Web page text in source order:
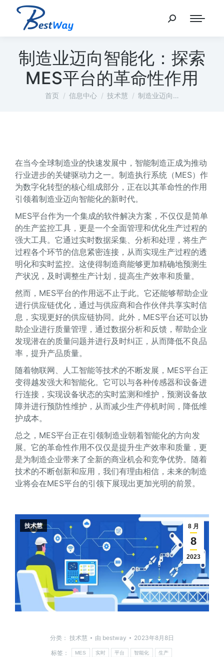
制造业迈向智能化：探索
MES平台的革命性作用
您在这里：
首页 信息中心 技术慧 制造业迈向…
在当今全球制造业的快速发展中，智能制造正成为推动
行业进步的关键驱动力之一。制造执行系统（MES）作
为数字化转型的核心组成部分，正在以其革命性的作用
引领着制造业迈向智能化的新时代。
MES平台作为一个集成的软件解决方案，不仅仅是简单
的生产监控工具，更是一个全面管理和优化生产过程的
强大工具。它通过实时数据采集、分析和处理，将生产
过程各个环节的信息紧密连接，从而实现生产过程的透
明化和实时监控。这使得制造商能够更加精确地预测生
产状况，及时调整生产计划，提高生产效率和质量。
然而，MES平台的作用远不止于此。它还能够帮助企业
进行供应链优化，通过与供应商和合作伙伴共享实时信
息，实现更好的供应链协同。此外，MES平台还可以协
助企业进行质量管理，通过数据分析和反馈，帮助企业
发现潜在的质量问题并进行及时纠正，从而降低不良品
率，提升产品质量。
随着物联网、人工智能等技术的不断发展，MES平台正
变得越发强大和智能化。它可以与各种传感器和设备进
行连接，实现设备状态的实时监测和维护，预测设备故
障并进行预防性维护，从而减少生产停机时间，降低维
护成本。
总之，MES平台正在引领制造业朝着智能化的方向发
展。它的革命性作用不仅仅是提升生产效率和质量，更
是为制造企业带来了全新的商业机会和竞争优势。随着
技术的不断创新和应用，我们有理由相信，未来的制造
业将会在MES平台的引领下展现出更加光明的前景。
8 月
8
2023
技术慧
分类： 技术慧 由 bestway
2023年8月8日
标签：
MES 实时 平台 智能化 生产